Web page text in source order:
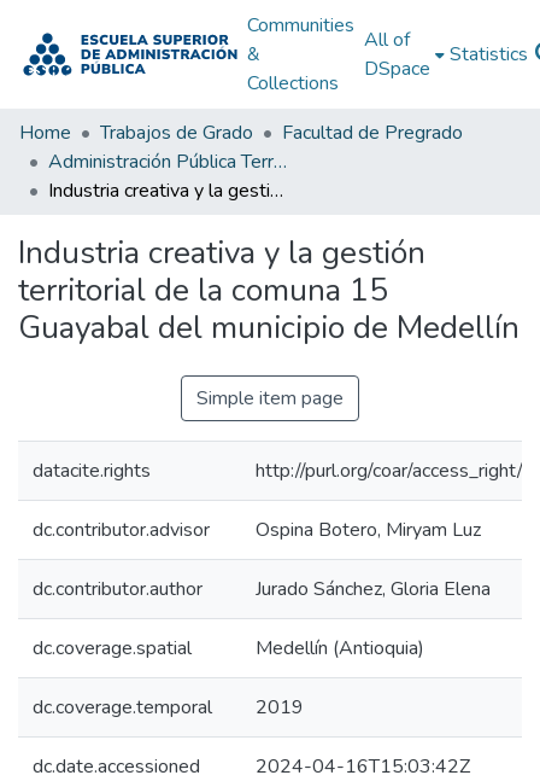
Communities
&
Collections
All of
DSpace
Statistics
Home Trabajos de Grado
Facultad de Pregrado
Administración Pública Territorial (APT)
Industria creativa y la gestión territorial de la comuna 15 Guayabal del municipio de Medellín
Industria creativa y la gestión
territorial de la comuna 15
Guayabal del municipio de Medellín
Simple item page
datacite.rights http://purl.org/coar/access_right/
dc.contributor.advisor Ospina Botero, Miryam Luz
dc.contributor.author Jurado Sánchez, Gloria Elena
dc.coverage.spatial Medellín (Antioquia)
dc.coverage.temporal 2019
dc.date.accessioned 2024-04-16T15:03:42Z